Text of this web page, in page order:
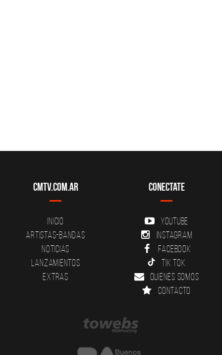
CMTV.com.ar
Inicio
Artistas-Bandas
Noticias
Lanzamientos
Extras
Conectate
YouTube
Instagram
Facebook
Tik Tok
Quienes somos
Contacto